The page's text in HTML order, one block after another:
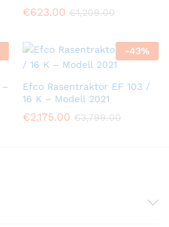
€623.00 €1,209.00
–
-43%
Efco Rasentraktor EF 103 /
16 K – Modell 2021
€2,175.00 €3,799.00